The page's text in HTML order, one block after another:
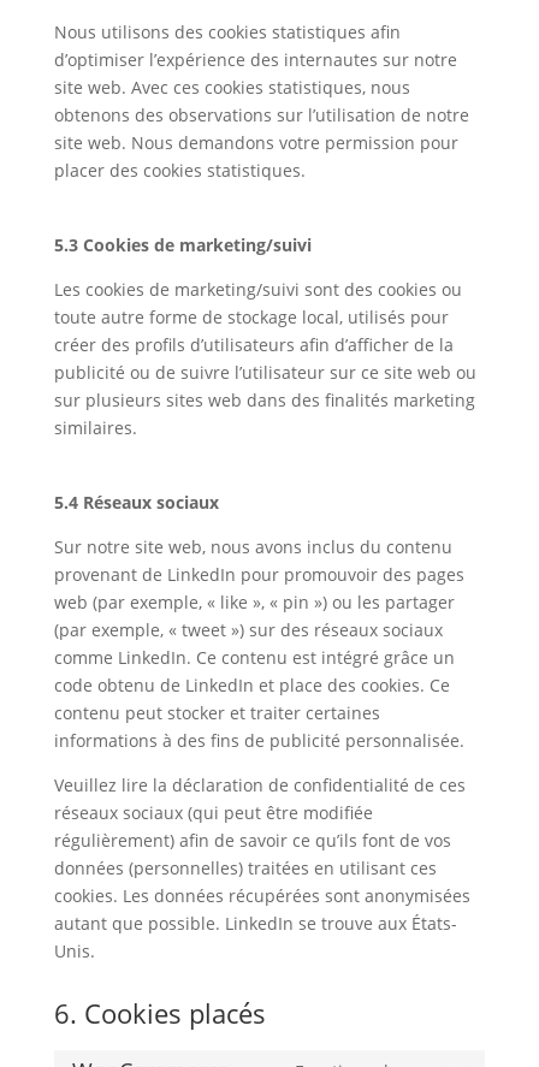
Nous utilisons des cookies statistiques afin
d’optimiser l’expérience des internautes sur notre
site web. Avec ces cookies statistiques, nous
obtenons des observations sur l’utilisation de notre
site web. Nous demandons votre permission pour
placer des cookies statistiques.
5.3 Cookies de marketing/suivi
Les cookies de marketing/suivi sont des cookies ou
toute autre forme de stockage local, utilisés pour
créer des profils d’utilisateurs afin d’afficher de la
publicité ou de suivre l’utilisateur sur ce site web ou
sur plusieurs sites web dans des finalités marketing
similaires.
5.4 Réseaux sociaux
Sur notre site web, nous avons inclus du contenu
provenant de LinkedIn pour promouvoir des pages
web (par exemple, « like », « pin ») ou les partager
(par exemple, « tweet ») sur des réseaux sociaux
comme LinkedIn. Ce contenu est intégré grâce un
code obtenu de LinkedIn et place des cookies. Ce
contenu peut stocker et traiter certaines
informations à des fins de publicité personnalisée.
Veuillez lire la déclaration de confidentialité de ces
réseaux sociaux (qui peut être modifiée
régulièrement) afin de savoir ce qu’ils font de vos
données (personnelles) traitées en utilisant ces
cookies. Les données récupérées sont anonymisées
autant que possible. LinkedIn se trouve aux États-
Unis.
6. Cookies placés